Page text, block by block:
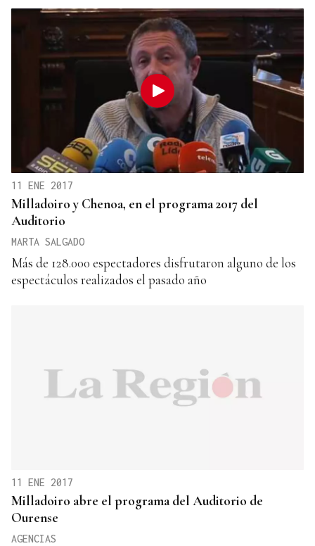
11 ENE 2017
Milladoiro y Chenoa, en el programa 2017 del
Auditorio
MARTA SALGADO
Más de 128.000 espectadores disfrutaron alguno de los
espectáculos realizados el pasado año
11 ENE 2017
Milladoiro abre el programa del Auditorio de
Ourense
AGENCIAS